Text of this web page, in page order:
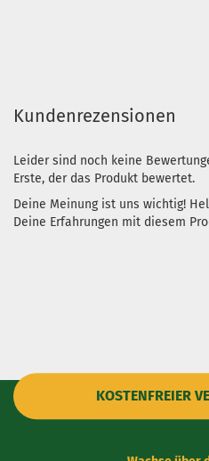
Kundenrezensionen
Leider sind noch keine
Erste, der das Produkt bewertet.
Deine Meinung ist uns wichtig!
Deine Erfahrungen mit diesem
KOSTENFREIER